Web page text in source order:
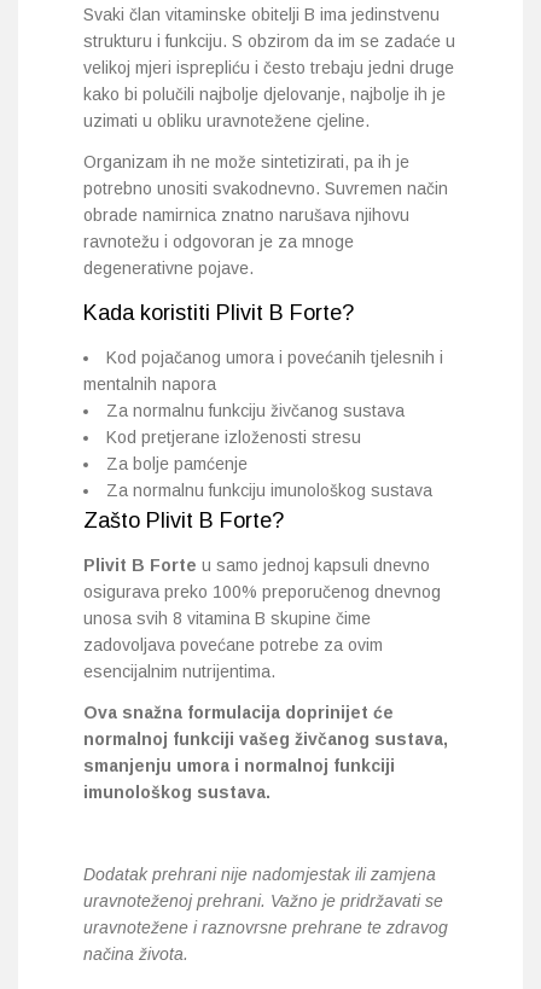
Svaki član vitaminske obitelji B ima jedinstvenu
strukturu i funkciju. S obzirom da im se zadaće u
velikoj mjeri isprepliću i često trebaju jedni druge
kako bi polučili najbolje djelovanje, najbolje ih je
uzimati u obliku uravnotežene cjeline.
Organizam ih ne može sintetizirati, pa ih je
potrebno unositi svakodnevno. Suvremen način
obrade namirnica znatno narušava njihovu
ravnotežu i odgovoran je za mnoge
degenerativne pojave.
Kada koristiti Plivit B Forte?
Kod pojačanog umora i povećanih tjelesnih i
mentalnih napora
Za normalnu funkciju živčanog sustava
Kod pretjerane izloženosti stresu
Za bolje pamćenje
Za normalnu funkciju imunološkog sustava
Zašto Plivit B Forte?
Plivit B Forte u samo jednoj kapsuli dnevno
osigurava preko 100% preporučenog dnevnog
unosa svih 8 vitamina B skupine čime
zadovoljava povećane potrebe za ovim
esencijalnim nutrijentima.
Ova snažna formulacija doprinijet će
normalnoj funkciji vašeg živčanog sustava,
smanjenju umora i normalnoj funkciji
imunološkog sustava.
Dodatak prehrani nije nadomjestak ili zamjena
uravnoteženoj prehrani. Važno je pridržavati se
uravnotežene i raznovrsne prehrane te zdravog
načina života.